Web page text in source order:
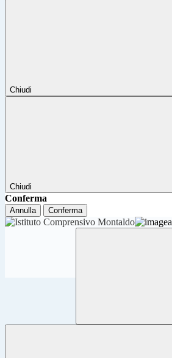
Chiudi
Chiudi
Conferma
Annulla Conferma